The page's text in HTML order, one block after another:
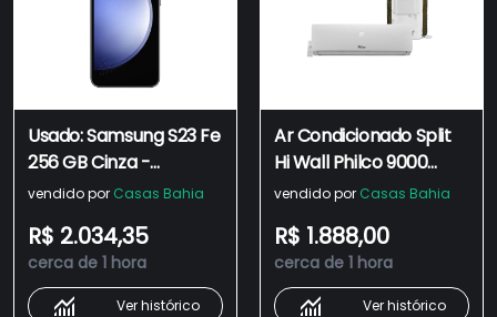
Usado: Samsung S23 Fe
256 GB Cinza -
Excelente
vendido por Casas Bahia
R$ 2.034,35
cerca de 1 hora
Ver histórico
Ar Condicionado Split
Hi Wall Philco 9000
BTU/h Frio PAC9FI –
vendido por Casas Bahia
R$ 1.888,00
cerca de 1 hora
Ver histórico